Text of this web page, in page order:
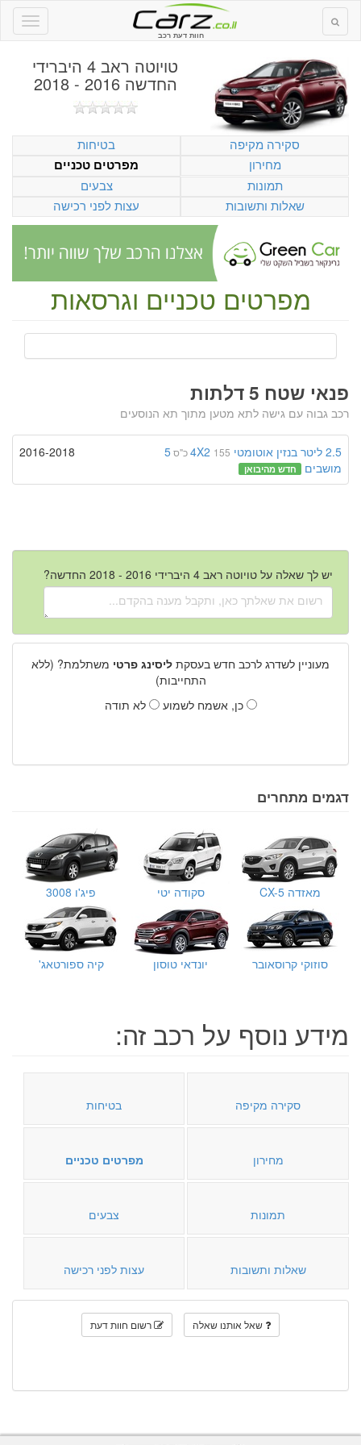
חוות דעת רכב
טויוטה ראב 4 היברידי
החדשה 2016 - 2018
סקירה מקיפה
בטיחות
מחירון
מפרטים טכניים
תמונות
צבעים
שאלות ותשובות
עצות לפני רכישה
מפרטים טכניים וגרסאות
פנאי שטח 5 דלתות
רכב גבוה עם גישה לתא מטען מתוך תא הנוסעים
2.5 ליטר בנזין אוטומטי 4X2 155 כ"ס
5
מושבים
חדש מהיבואן
2016-2018
יש לך שאלה על טויוטה ראב 4 היברידי 2016 - 2018 החדשה?
מעוניין לשדרג לרכב חדש בעסקת ליסינג פרטי משתלמת? (ללא
התחייבות)
כן, אשמח לשמוע
לא תודה
דגמים מתחרים
מאזדה CX-5 סקודה יטי פיג'ו 3008
סוזוקי קרוסאובר יונדאי טוסון קיה ספורטאג'
מידע נוסף על רכב זה:
סקירה מקיפה בטיחות
מחירון מפרטים טכניים
תמונות צבעים
שאלות ותשובות עצות לפני רכישה
שאל אותנו שאלה רשום חוות דעת